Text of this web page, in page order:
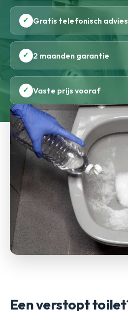
✓ Gratis telefonisch advies
✓ 2 maanden garantie
✓ Vaste prijs vooraf
Een verstopt